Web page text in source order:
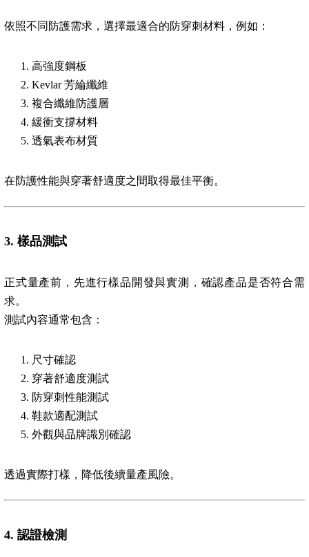
依照不同防護需求，選擇最適合的防穿刺材料，例如：
高強度鋼板
Kevlar 芳綸纖維
複合纖維防護層
緩衝支撐材料
透氣表布材質
在防護性能與穿著舒適度之間取得最佳平衡。
3. 樣品測試
正式量產前，先進行樣品開發與實測，確認產品是否符合需
求。
測試內容通常包含：
尺寸確認
穿著舒適度測試
防穿刺性能測試
鞋款適配測試
外觀與品牌識別確認
透過實際打樣，降低後續量產風險。
4. 認證檢測